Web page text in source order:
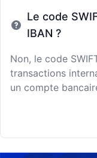
Le code
IBAN ?
Non, le code
transactions
un compte